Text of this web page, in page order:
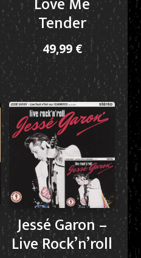
Tender
49,99€
Jessé Garon –
Live Rock’n’roll